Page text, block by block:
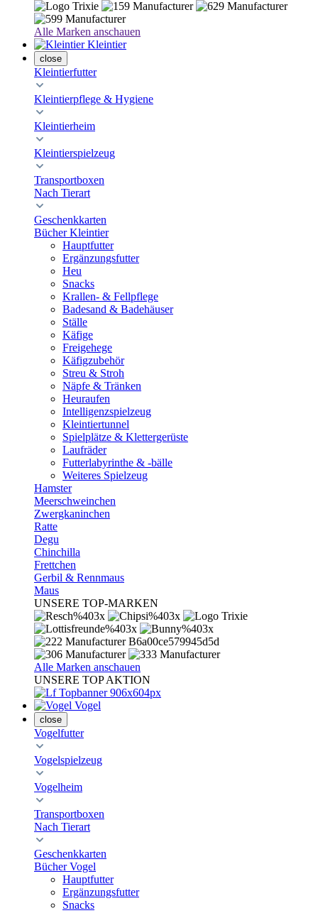
Alle Marken anschauen
Kleintier
close
Kleintierfutter
Kleintierpflege & Hygiene
Kleintierheim
Kleintierspielzeug
Transportboxen
Nach Tierart
Geschenkkarten
Bücher Kleintier
Hauptfutter
Ergänzungsfutter
Heu
Snacks
Krallen- & Fellpflege
Badesand & Badehäuser
Ställe
Käfige
Freigehege
Käfigzubehör
Streu & Stroh
Näpfe & Tränken
Heuraufen
Intelligenzspielzeug
Kleintiertunnel
Spielplätze & Klettergerüste
Laufräder
Futterlabyrinthe & -bälle
Weiteres Spielzeug
Hamster
Meerschweinchen
Zwergkaninchen
Ratte
Degu
Chinchilla
Frettchen
Gerbil & Rennmaus
Maus
UNSERE TOP-MARKEN
Alle Marken anschauen
UNSERE TOP AKTION
Vogel
close
Vogelfutter
Vogelspielzeug
Vogelheim
Transportboxen
Nach Tierart
Geschenkkarten
Bücher Vogel
Hauptfutter
Ergänzungsfutter
Snacks